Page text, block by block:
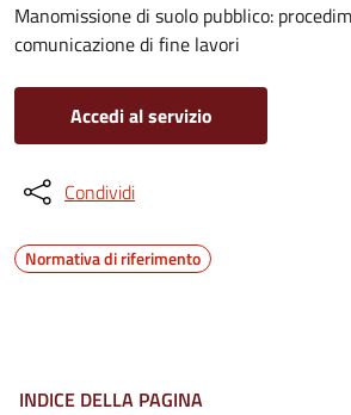
Manomissione di suolo pubblico:
comunicazione di fine lavori
Accedi al servizio
Condividi
Normativa di riferimento
INDICE DELLA PAGINA